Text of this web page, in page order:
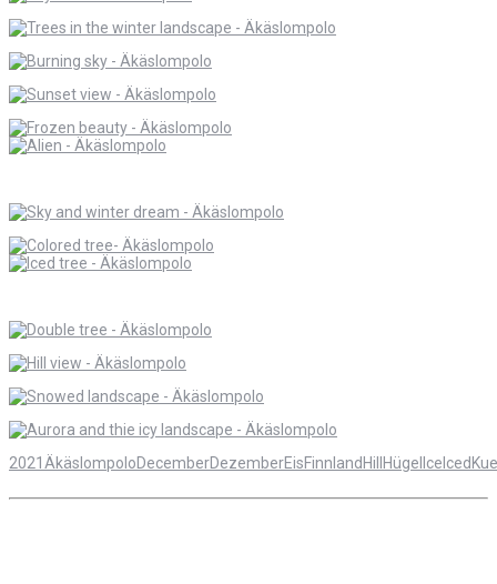
2021 ÄkäslompoloDecemberDezemberEisFinnland Hill Hügel Ice Iced